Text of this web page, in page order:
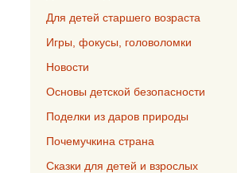
Для детей старшего возраста
Игры, фокусы, головоломки
Новости
Основы детской безопасности
Поделки из даров природы
Почемучкина страна
Сказки для детей и взрослых